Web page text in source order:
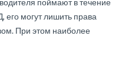
его могут лишить права
При этом наиболее